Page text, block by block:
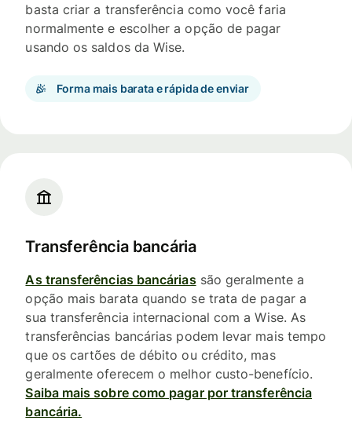
basta criar a transferência como você faria
normalmente e escolher a opção de pagar
usando os saldos da Wise.
Forma mais barata e rápida de enviar
Transferência bancária
As transferências bancáriassão geralmente a
opção mais barata quando se trata de pagar a
sua transferência internacional com a Wise. As
transferências bancárias podem levar mais tempo
que os cartões de débito ou crédito, mas
geralmente oferecem o melhor custo-benefício.
Saiba mais sobre como pagar por transferência
bancária.